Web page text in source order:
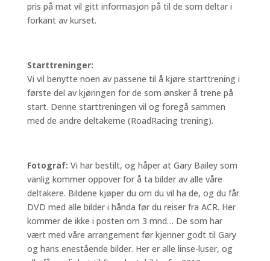
pris på mat vil gitt informasjon på til de som deltar i
forkant av kurset.
Starttreninger:
Vi vil benytte noen av passene til å kjøre starttrening i
første del av kjøringen for de som ønsker å trene på
start. Denne starttreningen vil og foregå sammen
med de andre deltakerne (RoadRacing trening).
Fotograf: Vi har bestilt, og håper at Gary Bailey som
vanlig kommer oppover for å ta bilder av alle våre
deltakere. Bildene kjøper du om du vil ha de, og du får
DVD med alle bilder i hånda før du reiser fra ACR. Her
kommer de ikke i posten om 3 mnd… De som har
vært med våre arrangement før kjenner godt til Gary
og hans enestående bilder. Her er alle linse-luser, og